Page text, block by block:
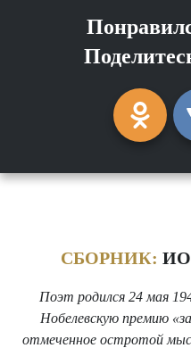
СБОРНИК:
Поэт родился 24 мая
Нобелевскую премию
отмеченное остротой